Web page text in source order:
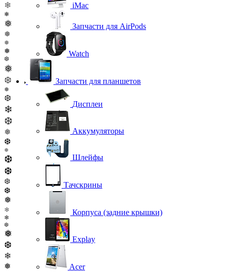
❄
❄
❅
❅
❅
❅
❆
❅
❆
❅
❆
❄
❆
❅
❆
❅
❆
❆
❆
❆
❅
❄
❄
❆
❅
❆
❄
❅
iMac
Запчасти для AirPods
Watch
Запчасти для планшетов
Дисплеи
Аккумуляторы
Шлейфы
Тачскрины
Корпуса (задние крышки)
Explay
Acer